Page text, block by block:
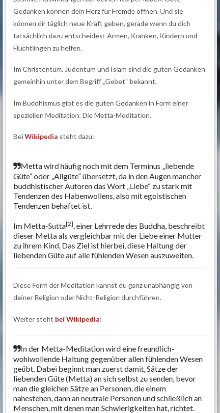
Gedanken können dein Herz für Fremde öffnen. Und sie
können dir täglich neue Kraft geben, gerade wenn du dich
tatsächlich dazu entscheidest Armen, Kranken, Kindern und
Flüchtlingen zu helfen.
Im Christentum, Judentum und Islam sind die guten Gedanken
gemeinhin unter dem Begriff „Gebet“ bekannt.
Im Buddhismus gibt es die guten Gedanken in Form einer
speziellen Meditation: Die Metta-Meditation.
BeiWikipedia steht dazu:
Metta wird häufig noch mit dem Terminus „liebende
Güte“ oder „Allgüte“ übersetzt, da in den Augen mancher
buddhistischer Autoren das Wort „Liebe“ zu stark mit
Tendenzen des Habenwollens, also mit egoistischen
Tendenzen behaftet ist.
Im Metta-Sutta[2], einer Lehrrede des Buddha, beschreibt
dieser Metta als vergleichbar mit der Liebe einer Mutter
zu ihrem Kind. Das Ziel ist hierbei, diese Haltung der
liebenden Güte auf alle fühlenden Wesen auszuweiten.
Diese Form der Meditation kannst du ganz unabhängig von
deiner Religion oder Nicht-Religion durchführen.
Weiter steht bei Wikipedia:
In der Metta-Meditation wird eine freundlich-
wohlwollende Haltung gegenüber allen fühlenden Wesen
geübt. Dabei beginnt man zuerst damit, Sätze der
liebenden Güte (Metta) an sich selbst zu senden, bevor
man die gleichen Sätze an Personen, die einem
nahestehen, dann an neutrale Personen und schließlich an
Menschen, mit denen man Schwierigkeiten hat, richtet.